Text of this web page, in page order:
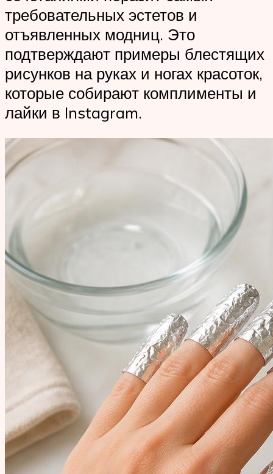
требовательных эстетов и
отъявленных модниц. Это
подтверждают примеры блестящих
рисунков на руках и ногах красоток,
которые собирают комплименты и
лайки в Instagram.